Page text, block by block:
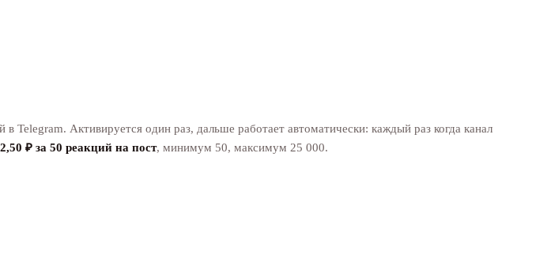
Telegram. Активируется один раз, дальше работает автоматически: каждый раз когда канал
₽ за 50 реакций на пост, минимум 50, максимум 25 000.